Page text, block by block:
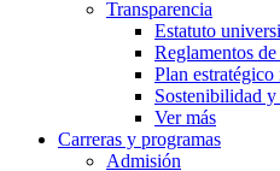
Transparencia
Estatuto
Reglamentos
Plan
Sostenibilidad
Ver más
Carreras y programas
Admisión